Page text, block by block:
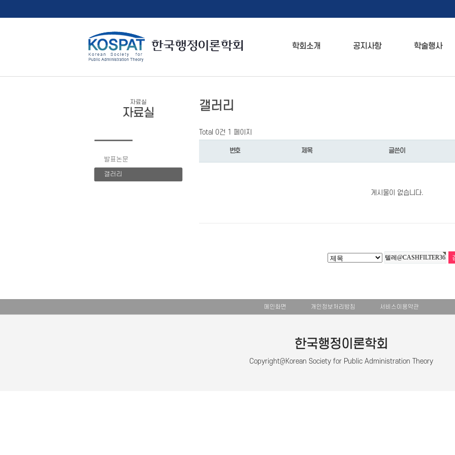
학회소개 공지사항 학술행사
자료실
자료실
발표논문
갤러리
갤러리
Total 0건 1 페이지
번호 제목 글쓴이
게시물이 없습니다.
메인화면 개인정보처리방침 서비스이용약관
한국행정이론학회
Copyright@Korean Society for Public Administration Theory